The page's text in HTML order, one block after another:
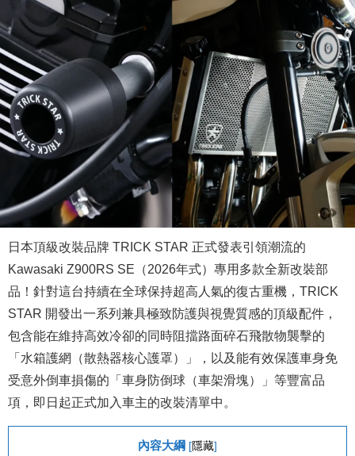
日本頂級改裝品牌 TRICK STAR 正式發表引領潮流的
Kawasaki Z900RS SE（2026年式）專用多款全新改裝部
品！針對這台持續在全球保持超高人氣的復古重機，TRICK
STAR 開發出一系列兼具極致防護與視覺質感的頂級配件，
包含能在維持高效冷卻的同時阻擋路面碎石飛散物襲擊的
「水箱護網（散熱器核心護罩）」，以及能有效保護車身免
受意外倒車損傷的「車身防倒球（車架滑塊）」等豐富品
項，即日起正式加入車主的改裝清單中。
內容大綱 [隱藏]